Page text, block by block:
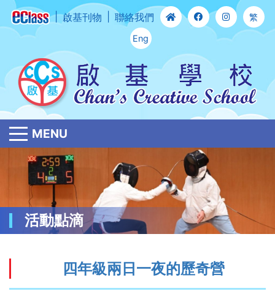
啟基刊物 聯絡我們 繁
Eng
MENU
活動點滴
四年級兩日一夜的歷奇營